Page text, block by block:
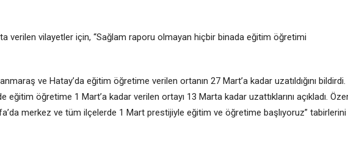
verilen vilayetler için, “Sağlam raporu olmayan hiçbir binada eğitim öğretimi
ve Hatay’da eğitim öğretime verilen ortanın 27 Mart’a kadar uzatıldığını bildirdi.
eğitim öğretime 1 Mart’a kadar verilen ortayı 13 Marta kadar uzattıklarını açıkladı.
merkez ve tüm ilçelerde 1 Mart prestijiyle eğitim ve öğretime başlıyoruz” tabirlerini